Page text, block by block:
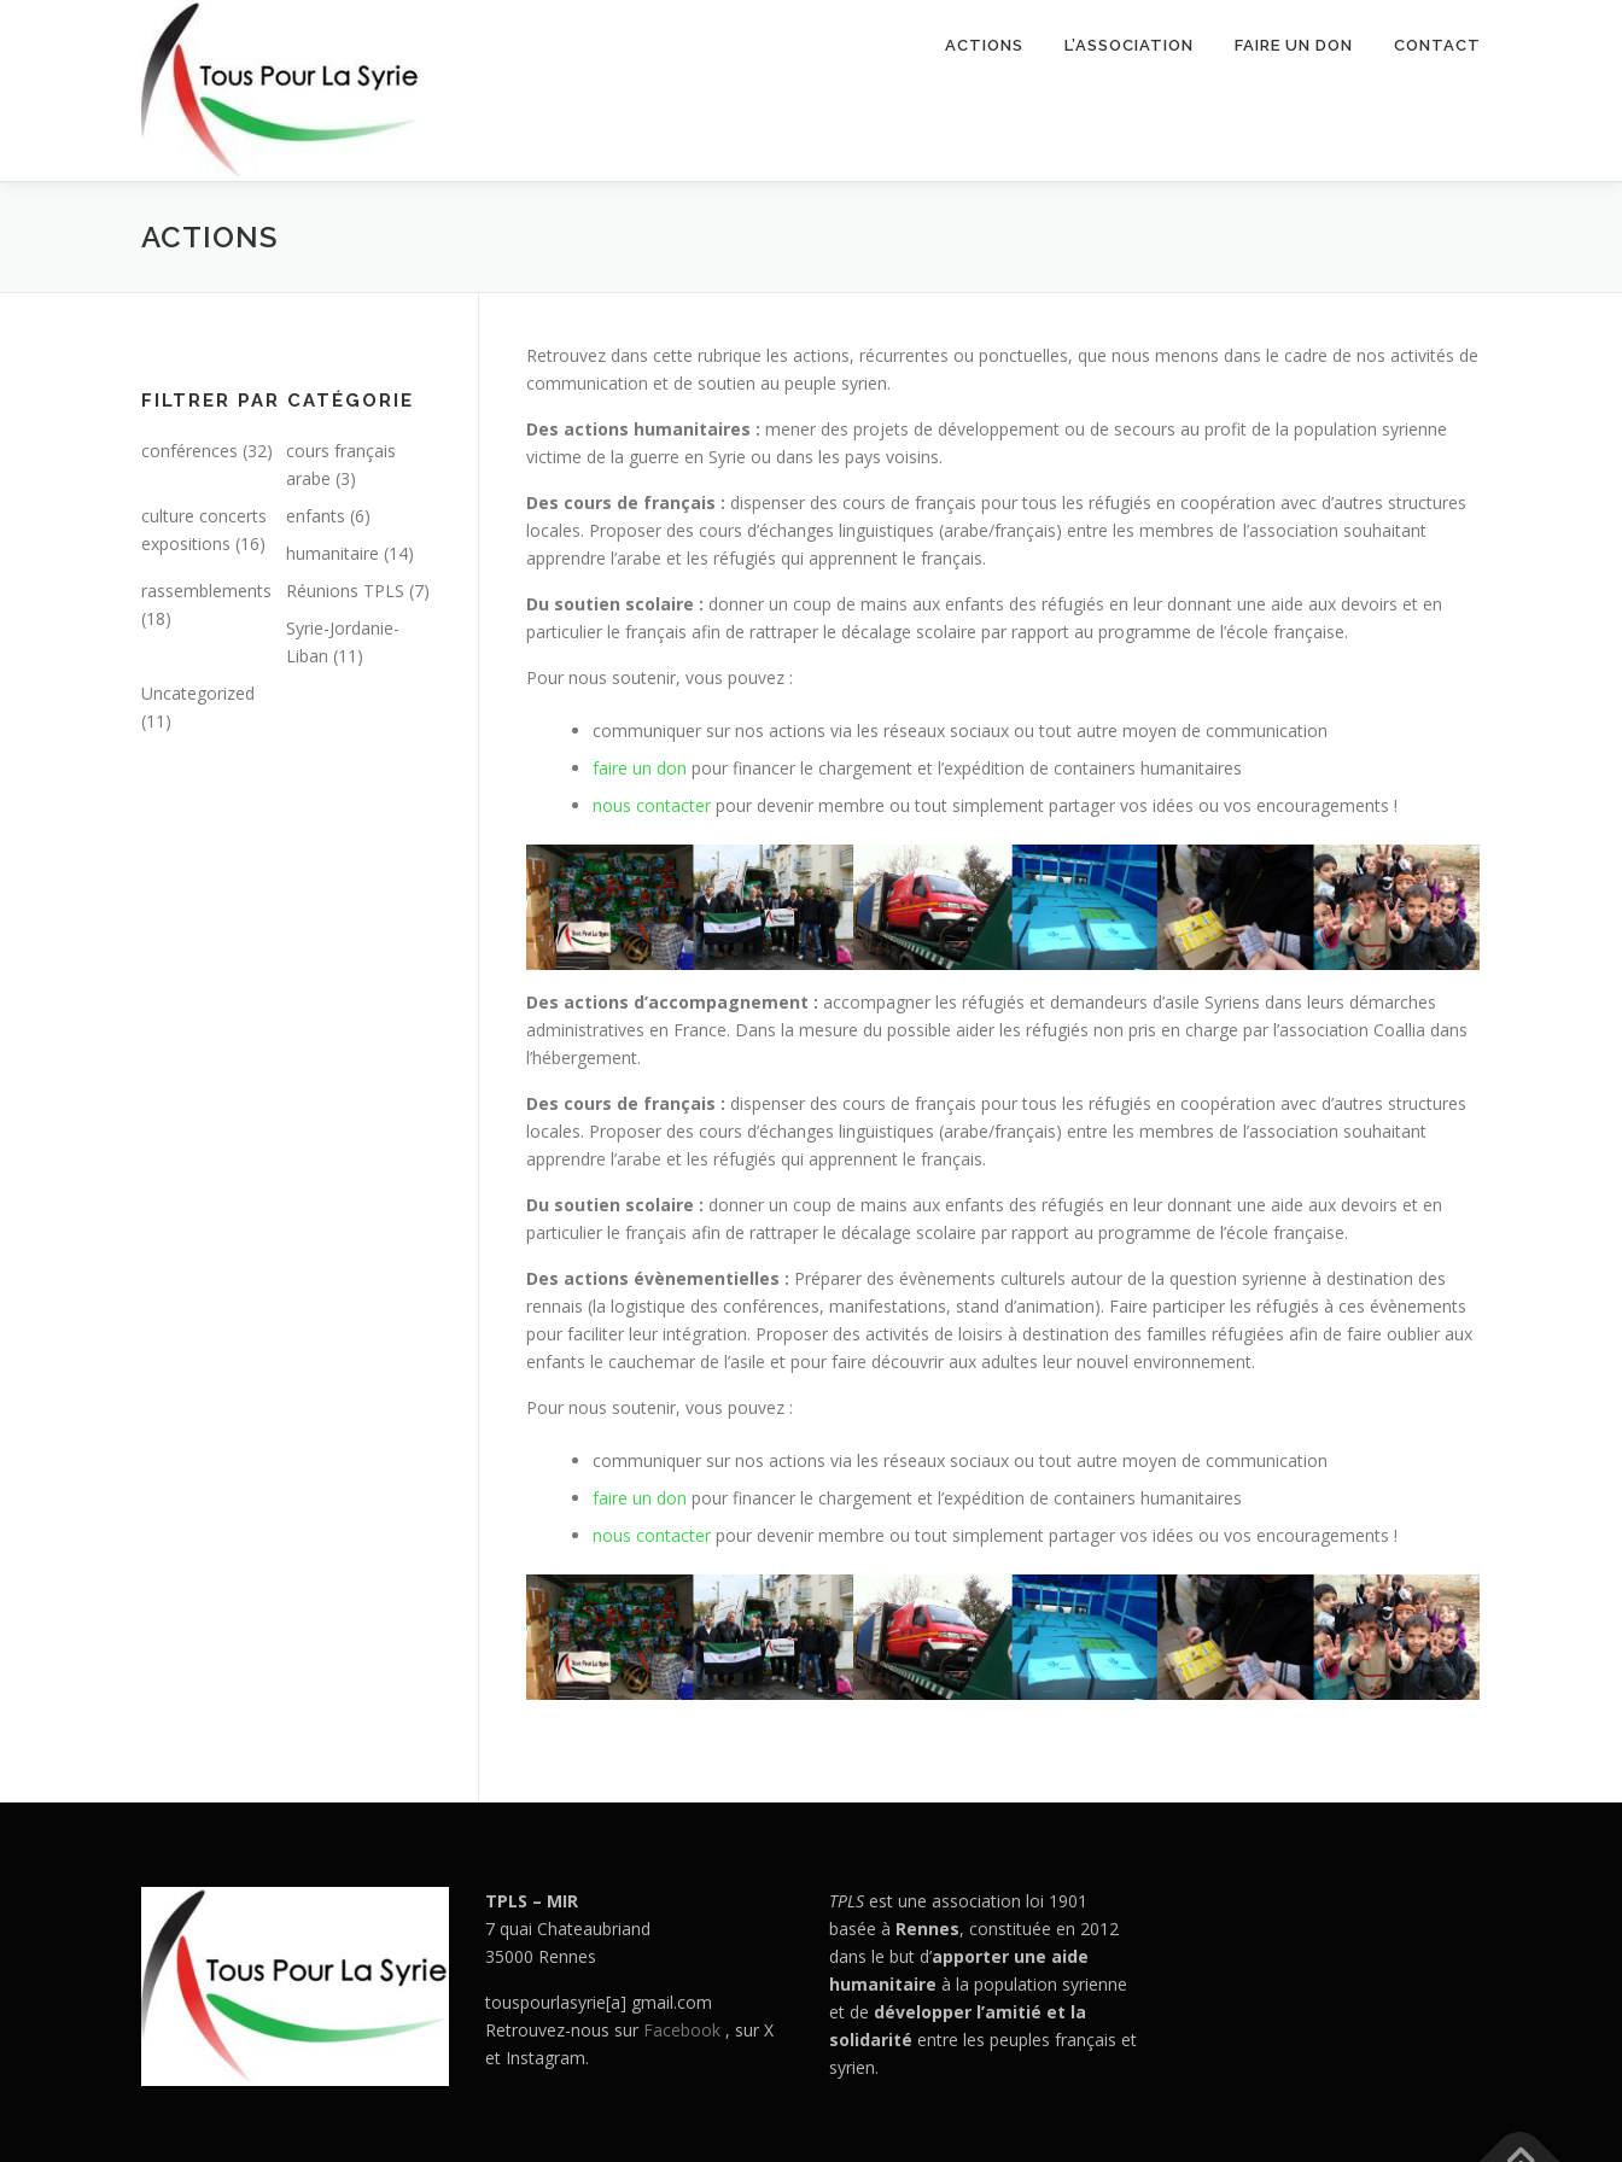
ACTIONS L’ASSOCIATION FAIRE UN DON CONTACT
ACTIONS
Retrouvez dans cette rubrique les actions, récurrentes ou ponctuelles, que nous menons dans le cadre de nos activités de
communication et de soutien au peuple syrien.
Des actions humanitaires : mener des projets de développement ou de secours au profit de la population syrienne
victime de la guerre en Syrie ou dans les pays voisins.
Des cours de français : dispenser des cours de français pour tous les réfugiés en coopération avec d’autres structures
locales. Proposer des cours d’échanges linguistiques (arabe/français) entre les membres de l’association souhaitant
apprendre l’arabe et les réfugiés qui apprennent le français.
Du soutien scolaire : donner un coup de mains aux enfants des réfugiés en leur donnant une aide aux devoirs et en
particulier le français afin de rattraper le décalage scolaire par rapport au programme de l’école française.
Pour nous soutenir, vous pouvez :
communiquer sur nos actions via les réseaux sociaux ou tout autre moyen de communication
faire un don pour financer le chargement et l’expédition de containers humanitaires
nous contacter pour devenir membre ou tout simplement partager vos idées ou vos encouragements !
Des actions d’accompagnement : accompagner les réfugiés et demandeurs d’asile Syriens dans leurs démarches
administratives en France. Dans la mesure du possible aider les réfugiés non pris en charge par l’association Coallia dans
l’hébergement.
Des cours de français : dispenser des cours de français pour tous les réfugiés en coopération avec d’autres structures
locales. Proposer des cours d’échanges linguistiques (arabe/français) entre les membres de l’association souhaitant
apprendre l’arabe et les réfugiés qui apprennent le français.
Du soutien scolaire : donner un coup de mains aux enfants des réfugiés en leur donnant une aide aux devoirs et en
particulier le français afin de rattraper le décalage scolaire par rapport au programme de l’école française.
Des actions évènementielles : Préparer des évènements culturels autour de la question syrienne à destination des
rennais (la logistique des conférences, manifestations, stand d’animation). Faire participer les réfugiés à ces évènements
pour faciliter leur intégration. Proposer des activités de loisirs à destination des familles réfugiées afin de faire oublier aux
enfants le cauchemar de l’asile et pour faire découvrir aux adultes leur nouvel environnement.
Pour nous soutenir, vous pouvez :
communiquer sur nos actions via les réseaux sociaux ou tout autre moyen de communication
faire un don pour financer le chargement et l’expédition de containers humanitaires
nous contacter pour devenir membre ou tout simplement partager vos idées ou vos encouragements !
FILTRER PAR CATÉGORIE
conférences (32)
cours français
arabe (3)
culture concerts
expositions (16)
enfants (6)
humanitaire (14)
rassemblements
(18)
Réunions TPLS (7)
Syrie-Jordanie-
Liban (11)
Uncategorized
(11)
TPLS – MIR
7 quai Chateaubriand
35000 Rennes
touspourlasyrie[a] gmail.com
Retrouvez-nous sur Facebook , sur X
et Instagram.
TPLS est une association loi 1901
basée à Rennes, constituée en 2012
dans le but d’apporter une aide
humanitaire à la population syrienne
et de développer l’amitié et la
solidarité entre les peuples français et
syrien.